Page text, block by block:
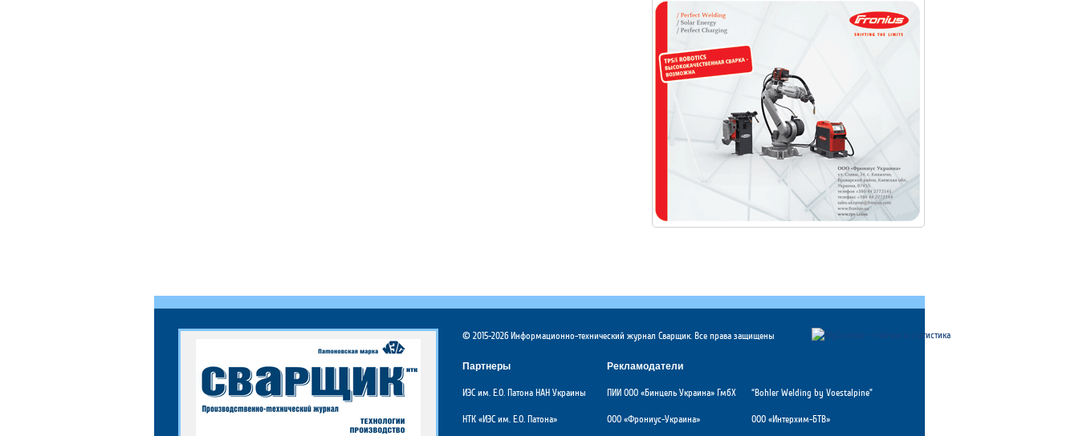
© 2015-2026 Информационно-технический журнал Сварщик. Все права защищены
Партнеры
ИЭС им. Е.О. Патона НАН Украины
НТК «ИЭС им. Е.О. Патона»
Рекламодатели
ПИИ ООО «Бинцель Украина» ГмбХ
ООО «Фрониус-Украина»
“Bohler Welding by Voestalpine”
ООО «Интерхим-БТВ»